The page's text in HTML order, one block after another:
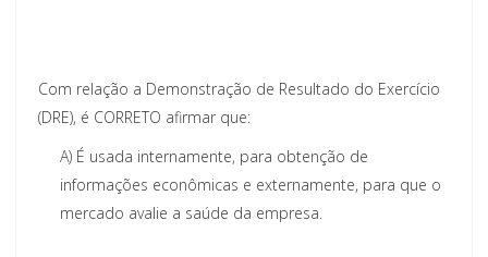
Com relação a Demonstração de Resultado do Exercício
(DRE), é CORRETO afirmar que:
A) É usada internamente, para obtenção de
informações econômicas e externamente, para que o
mercado avalie a saúde da empresa.